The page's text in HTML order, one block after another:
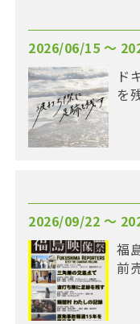
2026/06/15 〜
ド
を
2026/09/22 〜
福
前